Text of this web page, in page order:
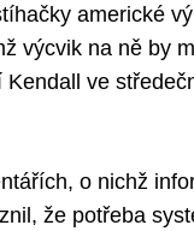
americké
výcvik na ně by
ve
o nichž
že potřeba